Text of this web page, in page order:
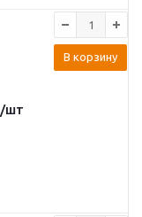
/шт
В корзину